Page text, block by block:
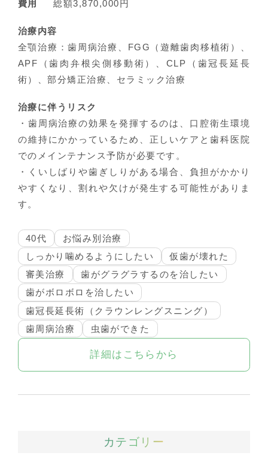
費用 総額3,870,000円
治療内容
全顎治療：歯周病治療、FGG（遊離歯肉移植術）、
APF（歯肉弁根尖側移動術）、CLP（歯冠長延長
術）、部分矯正治療、セラミック治療
治療に伴うリスク
・歯周病治療の効果を発揮するのは、口腔衛生環境
の維持にかかっているため、正しいケアと歯科医院
でのメインテナンス予防が必要です。
・くいしばりや歯ぎしりがある場合、負担がかかり
やすくなり、割れや欠けが発生する可能性がありま
す。
40代
お悩み別治療
しっかり噛めるようにしたい
仮歯が壊れた
審美治療
歯がグラグラするのを治したい
歯がボロボロを治したい
歯冠長延長術（クラウンレングスニング）
歯周病治療
虫歯ができた
詳細はこちらから
カテゴリー